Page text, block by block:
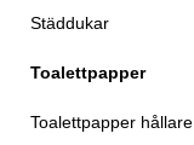
Städdukar
Toalettpapper
Toalettpapper hållare